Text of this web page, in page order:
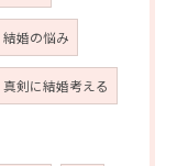
結婚の悩み
真剣に結婚考える